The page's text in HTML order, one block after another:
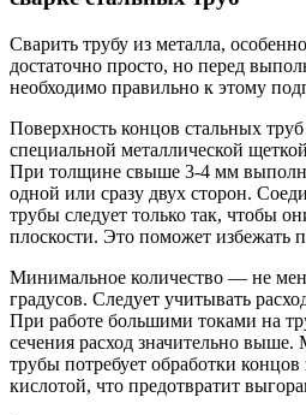
Сварить трубу из металла,
достаточно просто, но перед
необходимо правильно к этому
Поверхность концов стальных
специальной металлической
При толщине свыше 3-4 мм
одной или сразу двух сторон.
трубы следует только так, чтобы
плоскости. Это поможет избежать
Минимальное количество — не
градусов. Следует учитывать
При работе большими токами на
сечения расход значительно
трубы потребует обработки концов
кислотой, что предотвратит